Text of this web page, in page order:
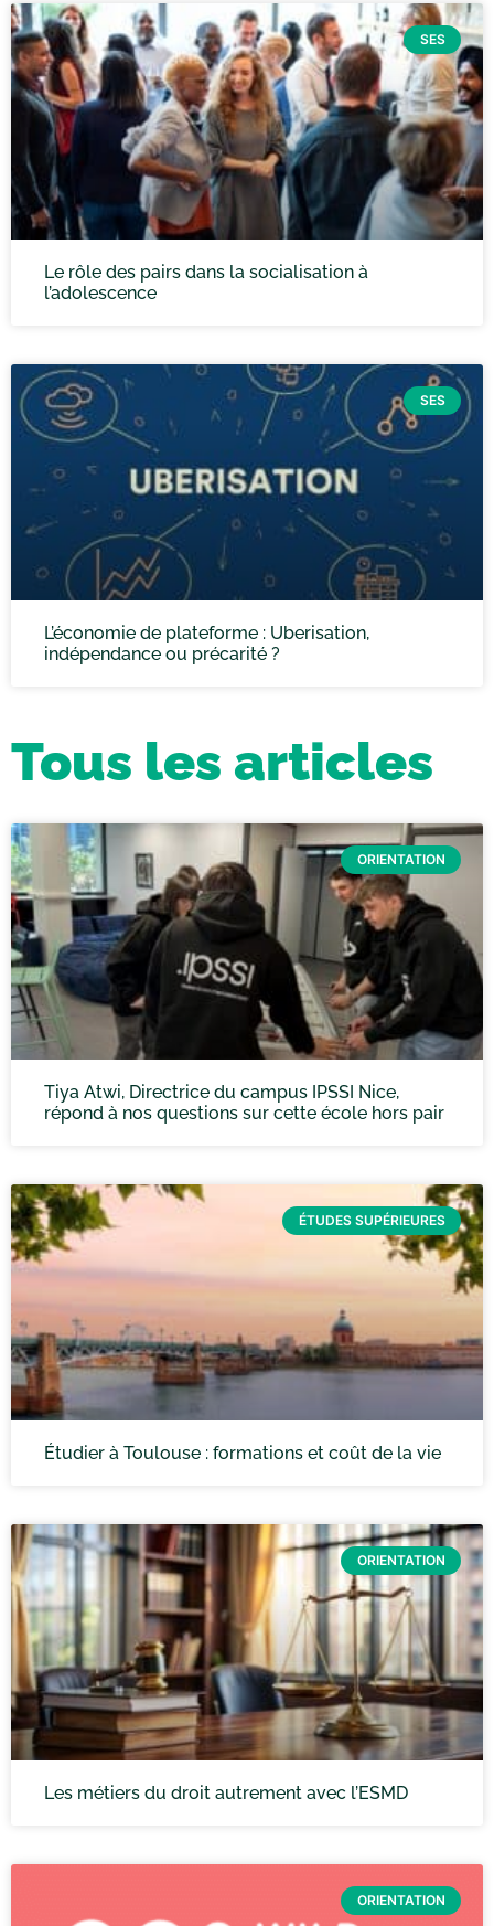
SES
Le rôle des pairs dans la socialisation à
l’adolescence
SES
L’économie de plateforme : Uberisation,
indépendance ou précarité ?
Tous les articles
ORIENTATION
Tiya Atwi, Directrice du campus IPSSI Nice,
répond à nos questions sur cette école hors pair
ÉTUDES SUPÉRIEURES
Étudier à Toulouse : formations et coût de la vie
ORIENTATION
Les métiers du droit autrement avec l’ESMD
ORIENTATION